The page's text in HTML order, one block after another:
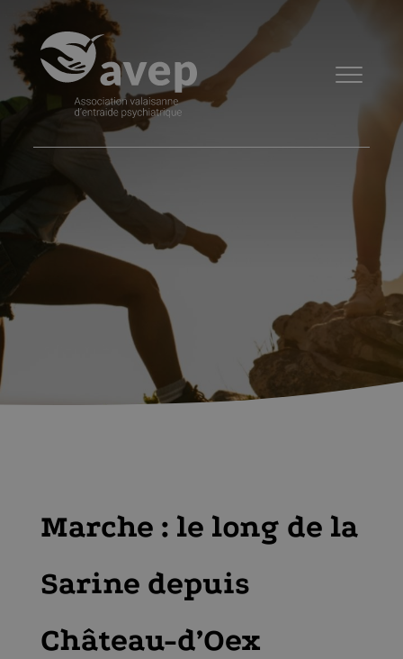
Marche : le long de la
Sarine depuis
Château-d’Oex